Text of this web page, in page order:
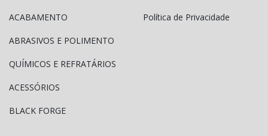
ACABAMENTO
ABRASIVOS E POLIMENTO
QUÍMICOS E REFRATÁRIOS
ACESSÓRIOS
BLACK FORGE
Política de Privacidade